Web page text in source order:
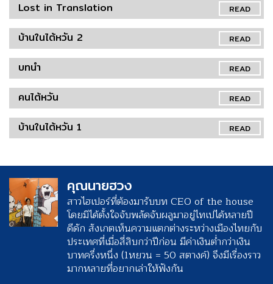
READ
Lost in Translation
READ
บ้านในไต้หวัน 2
READ
บทนำ
READ
คนไต้หวัน
READ
บ้านในไต้หวัน 1
คุณนายฮวง
สาวไฮเปอร์ที่ต้องมารับบท CEO of the house
โดยมิได้ตั้งใจจับพลัดจับผลูมาอยู่ไทเปได้หลายปี
ดีดัก สังเกตเห็นความแตกต่างระหว่างเมืองไทยกับ
ประเทศที่เมื่อสี่สิบกว่าปีก่อน มีค่าเงินต่ำกว่าเงิน
บาทครึ่งหนึ่ง (1หยวน = 50 สตางค์) จึงมีเรื่องราว
มากหลายที่อยากเล่าให้ฟังกัน